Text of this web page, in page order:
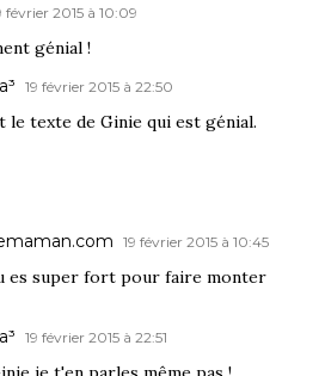
février 2015 à 10:09
génial !
19 février 2015 à 22:50
le texte de Ginie qui est génial.
19 février 2015 à 10:45
es super fort pour faire monter
19 février 2015 à 22:51